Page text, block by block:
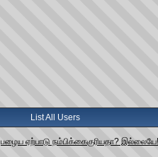
List All Users
பழைய ஏற்பாடு நம்பிக்கைகுரியதா?